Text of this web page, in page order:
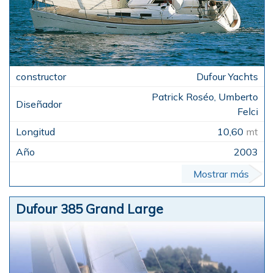
Dufour Yachts
Patrick Roséo, Umberto
Felci
10,60 mt
2003
Mostrar más
Dufour 385 Grand Large